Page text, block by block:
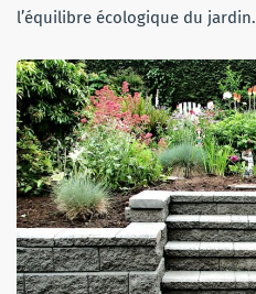
l’équilibre écologique du jardin.